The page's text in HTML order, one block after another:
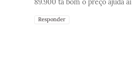
89.900 tá bom o preço ajuda ai
Responder